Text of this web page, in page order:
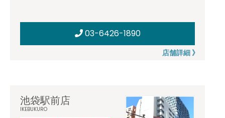
03-6426-1890
店舗詳細 》
池袋駅前店
IKEBUKURO